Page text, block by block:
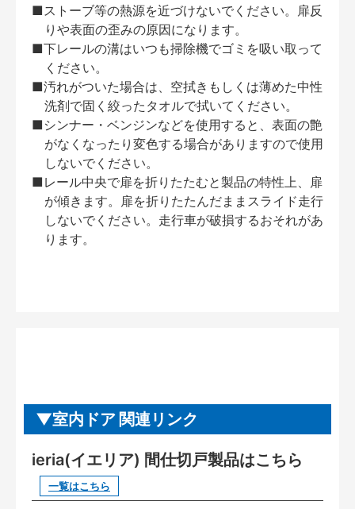
■ストーブ等の熱源を近づけないでください。扉反
りや表面の歪みの原因になります。
■下レールの溝はいつも掃除機でゴミを吸い取って
ください。
■汚れがついた場合は、空拭きもしくは薄めた中性
洗剤で固く絞ったタオルで拭いてください。
■シンナー・ベンジンなどを使用すると、表面の艶
がなくなったり変色する場合がありますので使用
しないでください。
■レール中央で扉を折りたたむと製品の特性上、扉
が傾きます。扉を折りたたんだままスライド走行
しないでください。走行車が破損するおそれがあ
ります。
室内ドア 関連リンク
ieria(イエリア) 間仕切戸製品はこちら
一覧はこちら